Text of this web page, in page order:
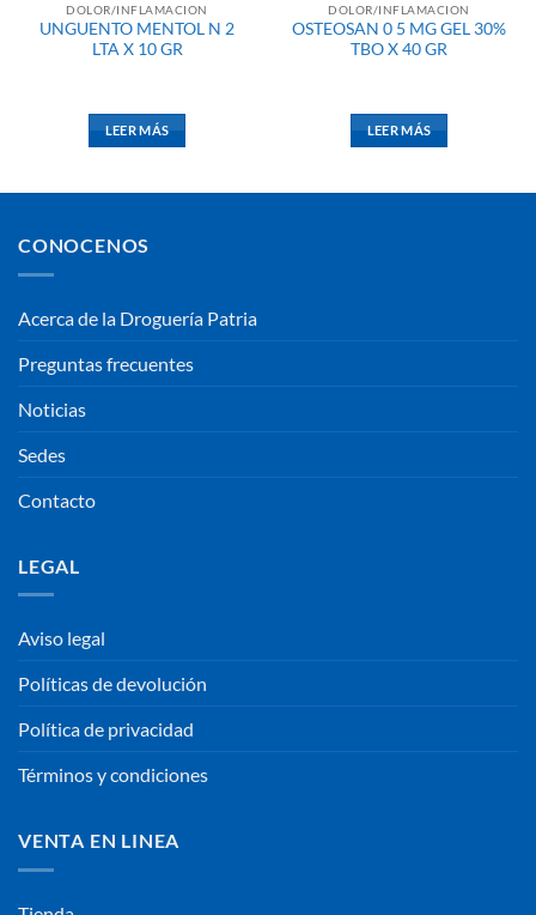
DOLOR/INFLAMACION
UNGUENTO MENTOL N 2
LTA X 10 GR
LEER MÁS
DOLOR/INFLAMACION
OSTEOSAN 0 5 MG GEL 30%
TBO X 40 GR
LEER MÁS
CONOCENOS
Acerca de la Droguería Patria
Preguntas frecuentes
Noticias
Sedes
Contacto
LEGAL
Aviso legal
Políticas de devolución
Política de privacidad
Términos y condiciones
VENTA EN LINEA